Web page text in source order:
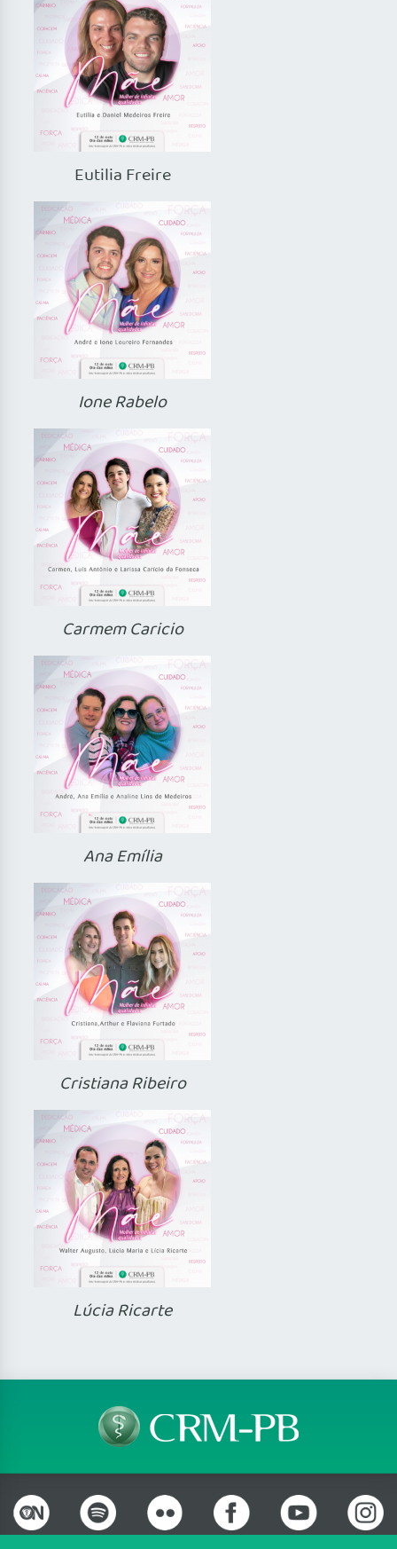
Eutilia Freire
Ione Rabelo
Carmem Caricio
Ana Emília
Cristiana Ribeiro
Lúcia Ricarte